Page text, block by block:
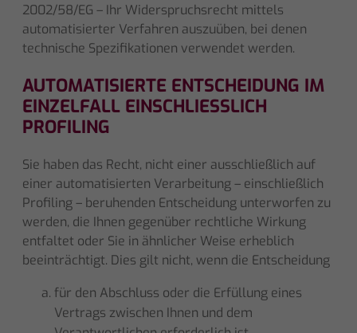
2002/58/EG – Ihr Widerspruchsrecht mittels
automatisierter Verfahren auszuüben, bei denen
technische Spezifikationen verwendet werden.
AUTOMATISIERTE ENTSCHEIDUNG IM
EINZELFALL EINSCHLIESSLICH P
ROFILING
Sie haben das Recht, nicht einer ausschließlich auf
einer automatisierten Verarbeitung – einschließlich
Profiling – beruhenden Entscheidung unterworfen zu
werden, die Ihnen gegenüber rechtliche Wirkung
entfaltet oder Sie in ähnlicher Weise erheblich
beeinträchtigt. Dies gilt nicht, wenn die Entscheidung
für den Abschluss oder die Erfüllung eines
Vertrags zwischen Ihnen und dem